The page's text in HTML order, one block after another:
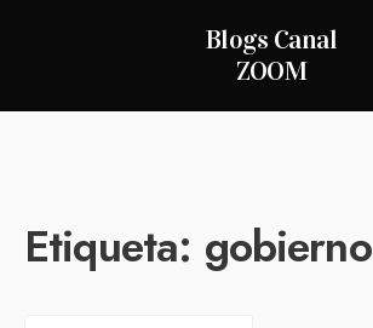
Blogs Canal
ZOOM
Etiqueta: gobierno